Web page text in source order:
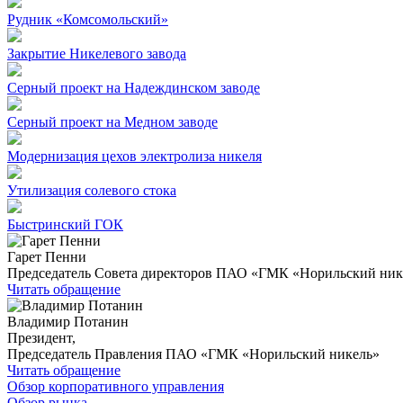
Рудник «Комсомольский»
Закрытие Никелевого завода
Серный проект на Надеждинском заводе
Серный проект на Медном заводе
Модернизация цехов электролиза никеля
Утилизация солевого стока
Быстринский ГОК
Гарет Пенни
Председатель Совета директоров ПАО «ГМК «Норильский
Читать обращение
Владимир Потанин
Президент,
Председатель Правления ПАО «ГМК «Норильский никель»
Читать обращение
Обзор корпоративного управления